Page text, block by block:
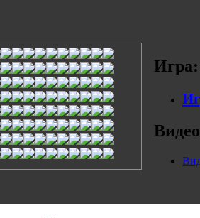
Игра: